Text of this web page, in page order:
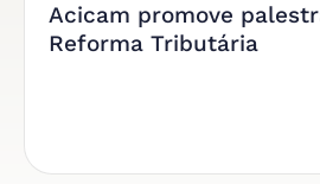
Acicam promove
Reforma Tributária